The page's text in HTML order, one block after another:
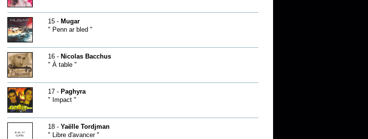
15 - Mugar
" Penn ar bled "
16 - Nicolas Bacchus
" À table "
17 - Paghyra
" Impact "
18 - Yaëlle Tordjman
" Libre d'avancer "